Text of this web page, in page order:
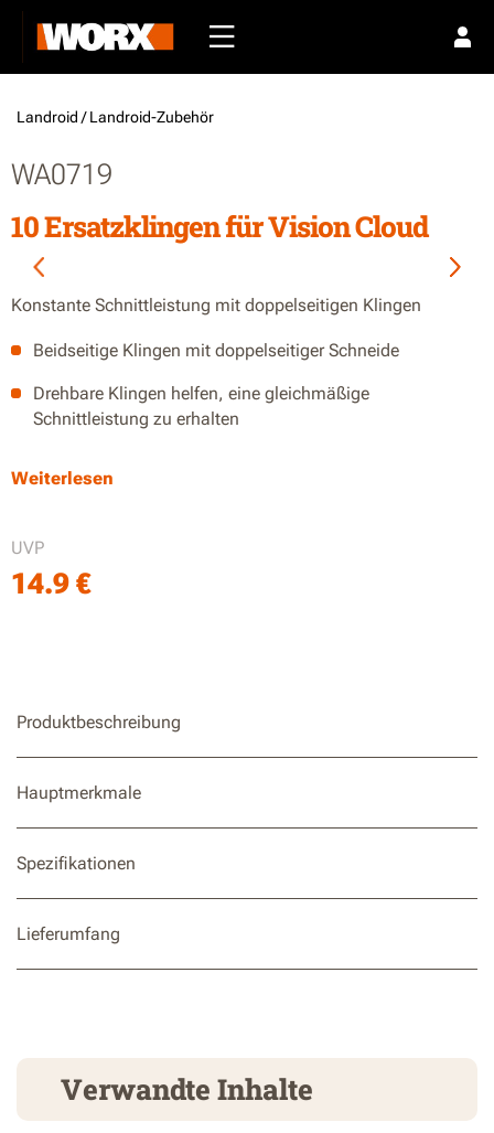
Landroid /Landroid-Zubehör
WA0719
10 Ersatzklingen für Vision Cloud
Konstante Schnittleistung mit doppelseitigen Klingen
Beidseitige Klingen mit doppelseitiger Schneide
Drehbare Klingen helfen, eine gleichmäßige
Schnittleistung zu erhalten
gepflegtem Gras
Kompatibel mit WR303E / WR304E / WR305E / WR306E /
WR365E / WR365E.1 / WR308E / WR310E / WR312E /
Weiterlesen
UVP
14.9 €
Produktbeschreibung
Hauptmerkmale
Spezifikationen
Lieferumfang
Verwandte Inhalte